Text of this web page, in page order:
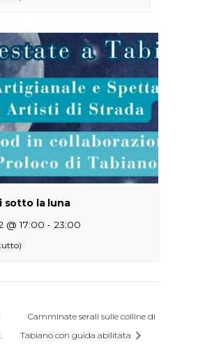
sotto la luna
@ 17:00 - 23:00
Camminate serali sulle colline di
Tabiano con guida abilitata